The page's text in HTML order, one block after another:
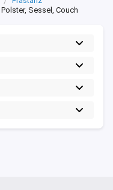
Polster, Sessel, Couch